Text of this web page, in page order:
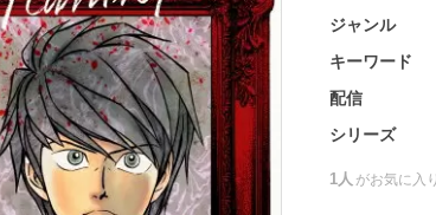
ジャンル
キーワード
配信
シリーズ
1人 がお気に入